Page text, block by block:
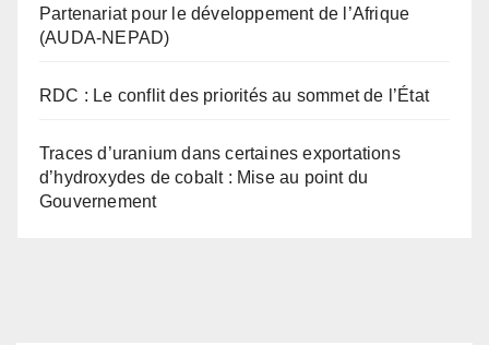
Partenariat pour le développement de l’Afrique
(AUDA-NEPAD)
RDC : Le conflit des priorités au sommet de l’État
Traces d’uranium dans certaines exportations
d’hydroxydes de cobalt : Mise au point du
Gouvernement